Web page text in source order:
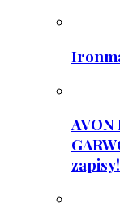
AVON
zapisy!